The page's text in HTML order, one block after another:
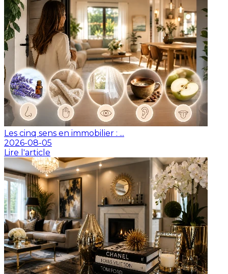
Les cinq sens en immobilier : ...
2026-08-05
Lire l'article